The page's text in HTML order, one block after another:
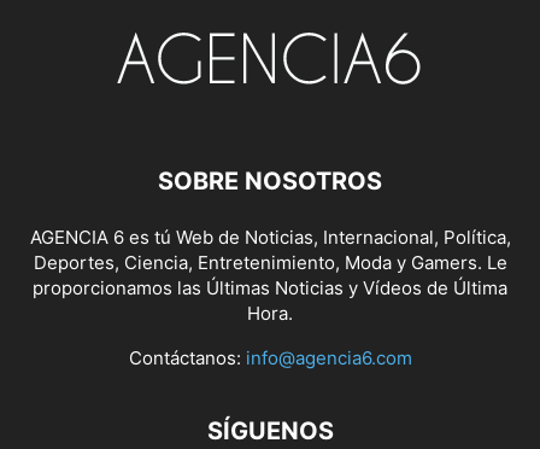
SOBRE NOSOTROS
AGENCIA 6 es tú Web de Noticias, Internacional, Política,
Deportes, Ciencia, Entretenimiento, Moda y Gamers. Le
proporcionamos las Últimas Noticias y Vídeos de Última
Hora.
Contáctanos: info@agencia6.com
SÍGUENOS